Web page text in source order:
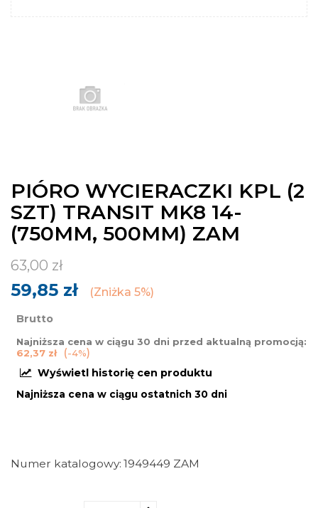
PIÓRO WYCIERACZKI KPL (2
SZT) TRANSIT MK8 14-
(750MM, 500MM) ZAM
63,00 zł
59,85 zł Zniżka 5%
Brutto
Najniższa cena w ciągu 30 dni przed aktualną promocją:
62,37 zł
-4%
Wyświetl historię cen produktu
Najniższa cena w ciągu ostatnich 30 dni
Numer katalogowy 1949449 ZAM